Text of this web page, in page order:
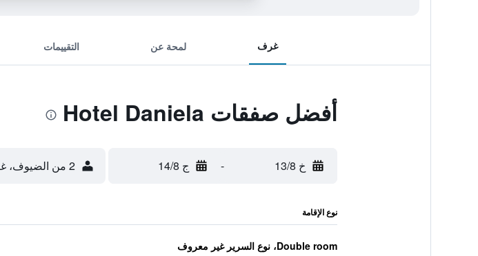
غرف لمحة عن التقييمات
أفضل صفقات Hotel Daniela
خ 13/8 - ج 14/8 2 من الضيوف، غرفة واحدة
نوع الإقامة
Double room، نوع السرير غير معروف